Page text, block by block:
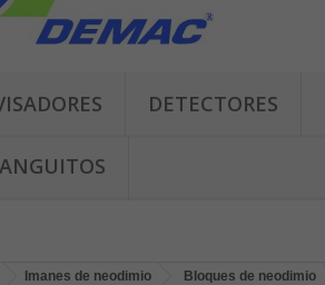
DETECTORES
Imanes de neodimio Bloques de neodimio